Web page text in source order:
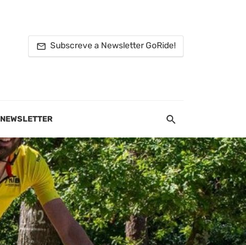
Subscreve a Newsletter GoRide!
NEWSLETTER